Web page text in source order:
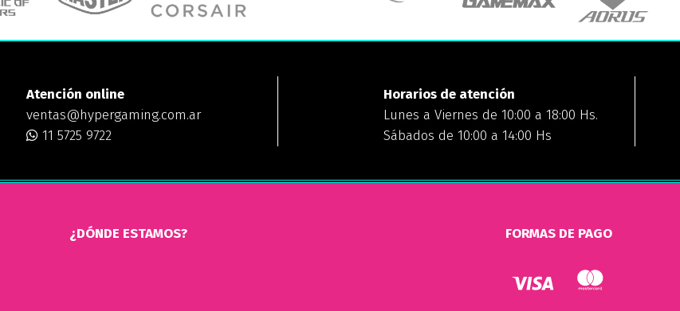
Atención online
ventas@hypergaming.com.ar
11 5725 9722
Horarios de atención
Lunes a Viernes de 10:00 a 18:00 Hs.
Sábados de 10:00 a 14:00 Hs
¿DÓNDE ESTAMOS? FORMAS DE PAGO